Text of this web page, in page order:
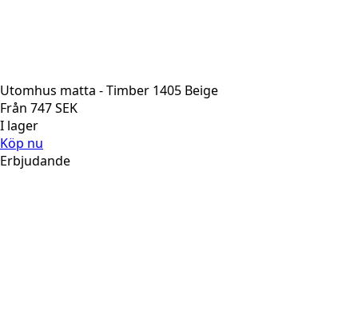
Utomhus matta - Timber 1405 Beige
Från 747SEK
I lager
Köp nu
Erbjudande